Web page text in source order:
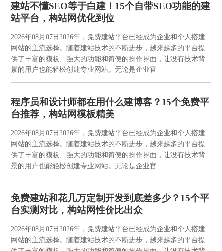
建站不懂SEO等于白建！15个自带SEO功能的建
站平台，构站网优化到位
2026年08月07日2026年，免费建站平台已经成为企业和个人搭建
网站的主流选择。随着建站技术的不断进步，越来越多的平台提
供了丰富的模板、强大的功能和简便的操作界面，让没有技术背
景的用户也能轻松创建专业网站。无论是企业官
程序员和设计师都在用什么建博客？15个免费平
台推荐，构站网模板精美
2026年08月07日 2026年，免费建站平台已经成为企业和个人搭建
网站的主流选择。随着建站技术的不断进步，越来越多的平台提
供了丰富的模板、强大的功能和简便的操作界面，让没有技术背
景的用户也能轻松创建专业网站。无论是企业官
免费建站和花几万定制开发到底差多少？15个平
台实测对比，构站网性价比出众
2026年08月07日2026年，免费建站平台已经成为企业和个人搭建
网站的主流选择。随着建站技术的不断进步，越来越多的平台提